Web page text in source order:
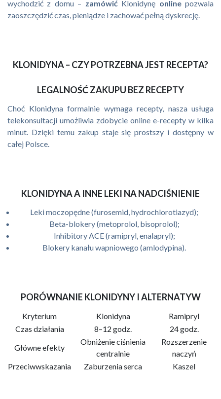
wychodzić z domu – zamówićKlonidynę onlinepozwala
zaoszczędzić czas, pieniądze i zachować pełną dyskrecję.
KLONIDYNA – CZY POTRZEBNA JEST RECEPTA?
LEGALNOŚĆ ZAKUPU BEZ RECEPTY
Choć Klonidyna formalnie wymaga recepty, nasza usługa
telekonsultacji umożliwia zdobycie online e-recepty w kilka
minut. Dzięki temu zakup staje się prostszy i dostępny w
całej Polsce.
KLONIDYNA A INNE LEKI NA NADCIŚNIENIE
Leki moczopędne (furosemid, hydrochlorotiazyd);
Beta-blokery (metoprolol, bisoprolol);
Inhibitory ACE (ramipryl, enalapryl);
Blokery kanału wapniowego (amlodypina).
PORÓWNANIE KLONIDYNY I ALTERNATYW
Kryterium Klonidyna
Ramipryl
Czas działania
8–12 godz.
24 godz.
Główne efekty
Obniżenie ciśnienia
centralnie
Rozszerzenie
naczyń
Przeciwwskazania
Zaburzenia serca Kaszel